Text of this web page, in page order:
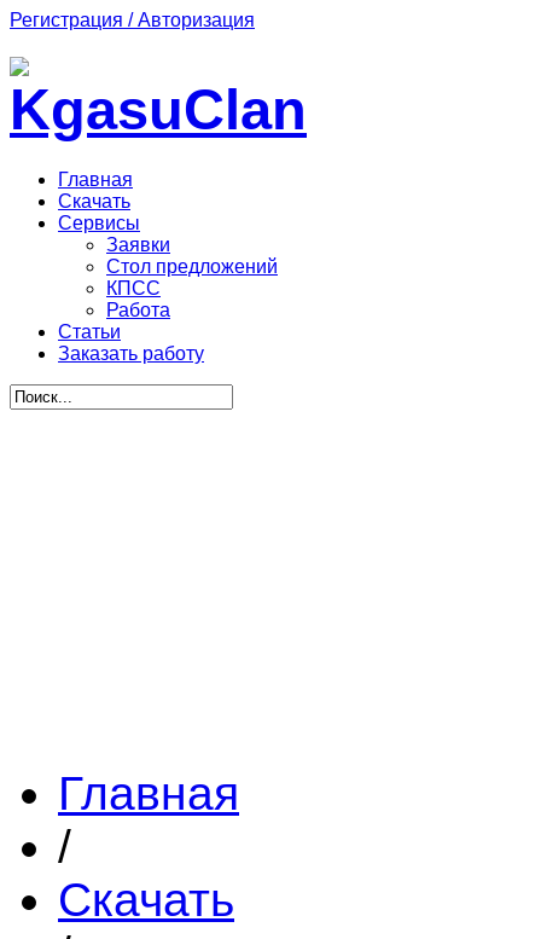
Регистрация / Авторизация
Главная
Скачать
Сервисы
Заявки
Стол предложений
КПСС
Работа
Статьи
Заказать работу
Главная
/
Скачать